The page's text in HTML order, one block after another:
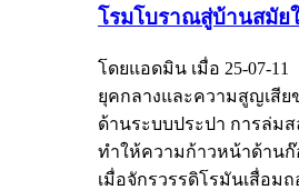
โรมโบราณสู่บ้านสมัย
โดยแอดมิน เมื่อ 25-07-11
ยุคกลางและความสูญเสีย
ด้านระบบประปา การล่มส
ทำให้ความก้าวหน้าด้าน
เมื่อจักรวรรดิโรมันเสื่อม